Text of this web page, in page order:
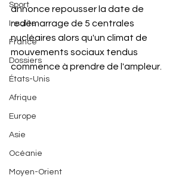
Sport
Insolite
France
Dossiers
États-Unis
Afrique
Europe
Asie
Océanie
Moyen-Orient
annonce repousser la date de
redémarrage de 5 centrales
nucléaires alors qu'un climat de
mouvements sociaux tendus
commence à prendre de l'ampleur.